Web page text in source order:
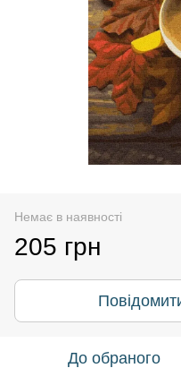
Немає в наявності
205 грн
До обраного